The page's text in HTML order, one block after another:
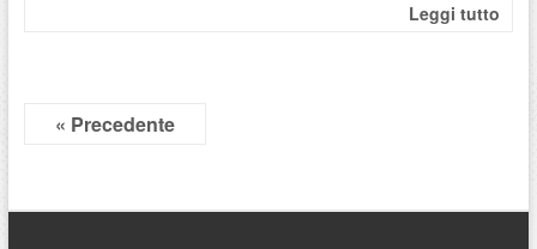
Leggi tutto
« Precedente